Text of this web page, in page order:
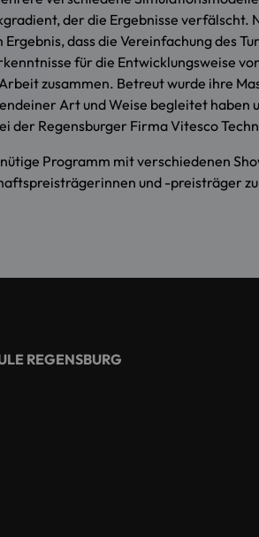
der die Ergebnisse
dass die Vereinfachung des
für die Entwicklungsweise
zusammen. Betreut wurde ihre
Art und Weise begleitet
Regensburger Firma Vitesco
Programm mit verschiedenen
und -preisträger
REGENSBURG